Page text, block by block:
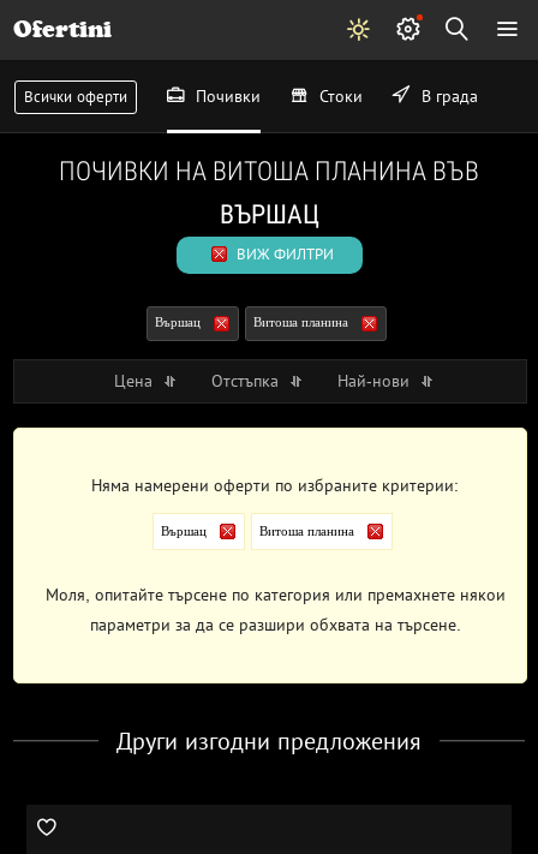
Ofertini
Всички оферти Почивки Стоки В града
ПОЧИВКИ НА ВИТОША ПЛАНИНА ВЪВ
ВЪРШАЦ
ВИЖ ФИЛТРИ
Вършац Витоша планина
Цена Отстъпка Най-нови
Няма намерени оферти по избраните критерии:
Вършац Витоша планина
Моля, опитайте търсене по категория или премахнете някои
параметри за да се разшири обхвата на търсене.
Други изгодни предложения